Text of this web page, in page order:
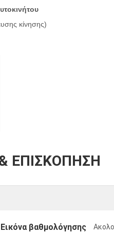
κίνησης)
ΕΠΙΣΚΌΠΗΣΗ
Εικόνα βαθμολόγησης